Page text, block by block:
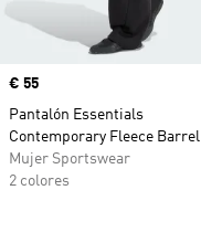
Precio
€ 55
Pantalón Essentials
Contemporary Fleece Barrel
Mujer Sportswear
2 colores